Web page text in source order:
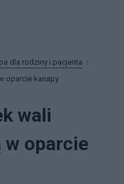
dla rodziny i pacjenta
oparcie kanapy
wali
w oparcie